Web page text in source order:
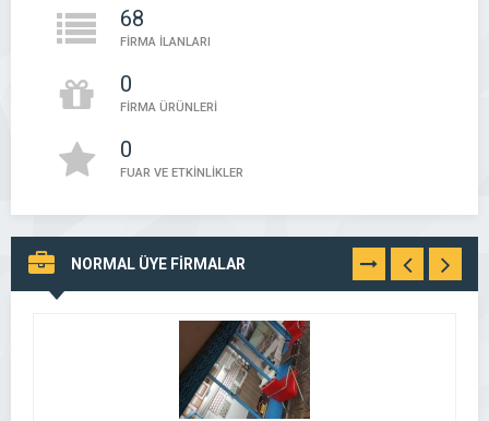
68
FİRMA İLANLARI
0
FİRMA ÜRÜNLERİ
0
FUAR VE ETKİNLİKLER
NORMAL ÜYE FİRMALAR TÜMÜNÜ
GÖR